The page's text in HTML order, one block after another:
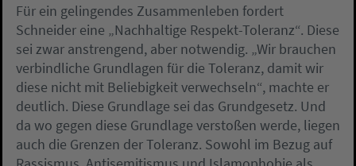
Für ein gelingendes Zusammenleben fordert
Schneider eine „Nachhaltige Respekt-Toleranz“. Diese
sei zwar anstrengend, aber notwendig. „Wir brauchen
verbindliche Grundlagen für die Toleranz, damit wir
diese nicht mit Beliebigkeit verwechseln“, machte er
deutlich. Diese Grundlage sei das Grundgesetz. Und
da wo gegen diese Grundlage verstoßen werde, liegen
auch die Grenzen der Toleranz. Sowohl im Bezug auf